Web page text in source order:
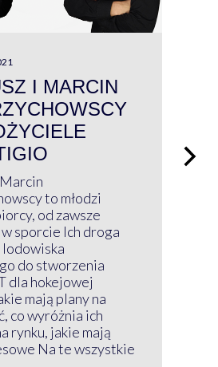
I MARCIN
to młodzi
od zawsze
sporcie Ich droga
lodowiska
do stworzenia
dla hokejowej
mają plany na
co wyróżnia ich
rynku, jakie mają
Na te wszystkie